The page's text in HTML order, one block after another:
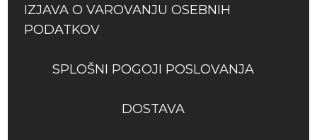
IZJAVA O VAROVANJU OSEBNIH
PODATKOV
SPLOŠNI POGOJI POSLOVANJA
DOSTAVA